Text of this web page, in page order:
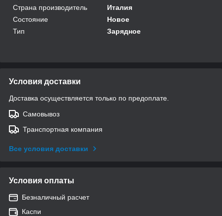
Страна производитель
Италия
Состояние
Новое
Тип
Зарядное
Условия доставки
Доставка осуществляется только по предоплате.
Самовывоз
Транспортная компания
Все условия доставки
Условия оплаты
Безналичный расчет
Каспи